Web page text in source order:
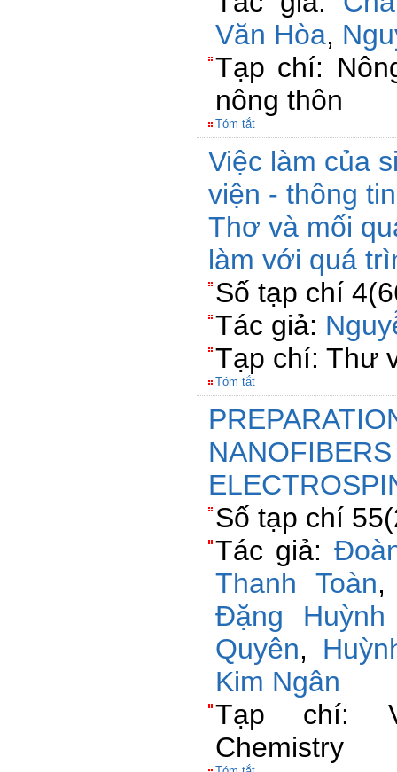
Văn Hòa,
Tạp chí:
nông thôn
Tóm tắt
Việc làm của
viện - thông
Thơ và mối
làm với quá
Số tạp chí
Tác giả:
Tạp chí: Thư
Tóm tắt
Số tạp chí
Tác giả:
Thanh Toàn
Đặng Huỳnh
Quyên,
Kim Ngân
Tạp chí:
Chemistry